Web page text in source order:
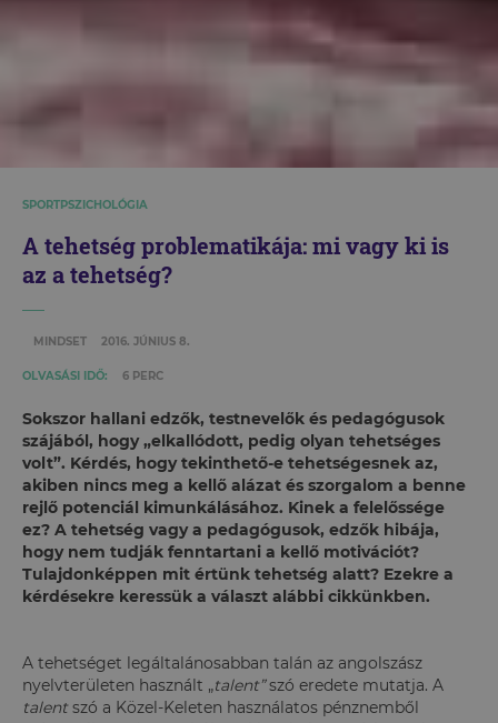
SPORTPSZICHOLÓGIA
A tehetség problematikája: mi vagy ki is
az a tehetség?
MINDSET 2016. JÚNIUS 8.
OLVASÁSI IDŐ: 6 PERC
Sokszor hallani edzők, testnevelők és pedagógusok
szájából, hogy „elkallódott, pedig olyan tehetséges
volt”. Kérdés, hogy tekinthető-e tehetségesnek az,
akiben nincs meg a kellő alázat és szorgalom a benne
rejlő potenciál kimunkálásához. Kinek a felelőssége
ez? A tehetség vagy a pedagógusok, edzők hibája,
hogy nem tudják fenntartani a kellő motivációt?
Tulajdonképpen mit értünk tehetség alatt? Ezekre a
kérdésekre keressük a választ alábbi cikkünkben.
A tehetséget legáltalánosabban talán az angolszász
nyelvterületen használt „talent”szó eredete mutatja. A
talent szó a Közel-Keleten használatos pénznemből